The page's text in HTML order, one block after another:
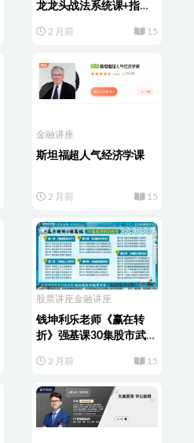
龙龙头战法系统课+指标
2 月前 15
金融讲座
斯坦福超人气经济学课
2 月前 15
股票讲座金融讲座
钱坤利乐老师《赢在转
折》强基课30集股市武功
2 月前 15